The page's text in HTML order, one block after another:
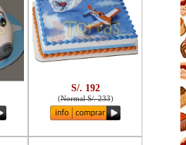
S/. 192
(Normal S/. 233)